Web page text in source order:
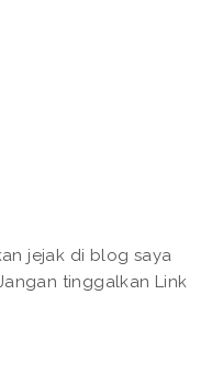
jejak di blog saya
tinggalkan Link